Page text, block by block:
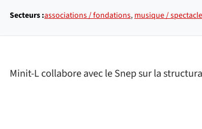
Secteurs :associations / fondations, musique /
Minit-L collabore avec le Snep sur la